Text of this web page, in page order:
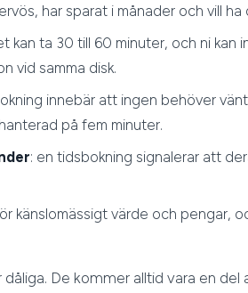
har sparat i månader och vill
kan ta 30 till 60 minuter, och ni kan
vid samma disk.
innebär att ingen behöver
på fem minuter.
: en tidsbokning signalerar att
känslomässigt värde och pengar,
De kommer alltid vara en del